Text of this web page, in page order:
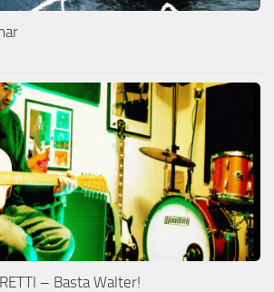
– Basta Walter!